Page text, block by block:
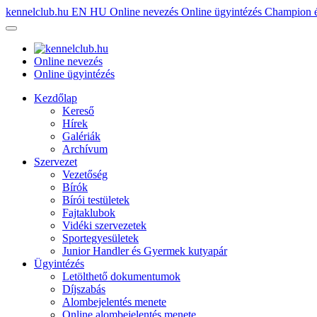
kennelclub.hu EN HU Online nevezés Online ügyintézés Champion
Online nevezés
Online ügyintézés
Kezdőlap
Kereső
Hírek
Galériák
Archívum
Szervezet
Vezetőség
Bírók
Bírói testületek
Fajtaklubok
Vidéki szervezetek
Sportegyesületek
Junior Handler és Gyermek kutyapár
Ügyintézés
Letölthető dokumentumok
Díjszabás
Alombejelentés menete
Online alombejelentés menete